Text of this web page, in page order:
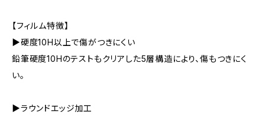
【フィルム特徴】
▶硬度10H以上で傷がつきにくい
鉛筆硬度10Hのテストもクリアした5層構造により、傷もつきにく
い。
▶ラウンドエッジ加工